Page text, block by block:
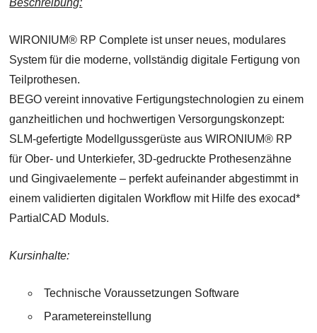
Beschreibung:
WIRONIUM® RP Complete ist unser neues, modulares
System für die moderne, vollständig digitale Fertigung von
Teilprothesen.
BEGO vereint innovative Fertigungstechnologien zu einem
ganzheitlichen und hochwertigen Versorgungskonzept:
SLM-gefertigte Modellgussgerüste aus WIRONIUM® RP
für Ober- und Unterkiefer, 3D-gedruckte Prothesenzähne
und Gingivaelemente – perfekt aufeinander abgestimmt in
einem validierten digitalen Workflow mit Hilfe des exocad*
PartialCAD Moduls.
Kursinhalte:
Technische Voraussetzungen Software
Parametereinstellung